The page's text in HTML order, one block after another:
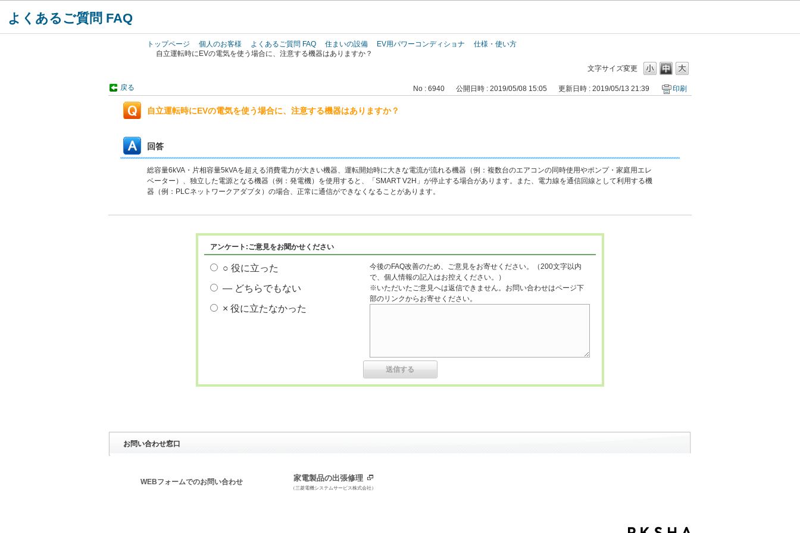
よくあるご質問 FAQ
トップページ 個人のお客様 よくあるご質問 FAQ 住まいの設備 EV用パワーコンディショナ
仕様・使い方
自立運転時にEVの電気を使う場合に、注意する機器はありますか？
文字サイズ変更
戻る No : 6940 公開日時 : 2019/05/08 15:05 更新日時 : 2019/05/13 21:39 印刷
自立運転時にEVの電気を使う場合に、注意する機器はありますか？
回答
総容量6kVA・片相容量5kVAを超える消費電力が大きい機器、運転開始時に大きな電流が流れる機器（例：複数台のエアコンの同時使用やポンプ・家庭用エレ
ベーター）、独立した電源となる機器（例：発電機）を使用すると、「SMART V2H」が停止する場合があります。また、電力線を通信回線として利用する機
器（例：PLCネットワークアダプタ）の場合、正常に通信ができなくなることがあります。
アンケート:ご意見をお聞かせください
○ 役に立った
― どちらでもない
× 役に立たなかった
今後のFAQ改善のため、ご意見をお寄せください。（200文字以内
で、個人情報の記入はお控えください。）
※いただいたご意見へは返信できません。お問い合わせはページ下
部のリンクからお寄せください。
お問い合わせ窓口
WEBフォームでのお問い合わせ 家電製品の出張修理
（三菱電機システムサービス株式会社）